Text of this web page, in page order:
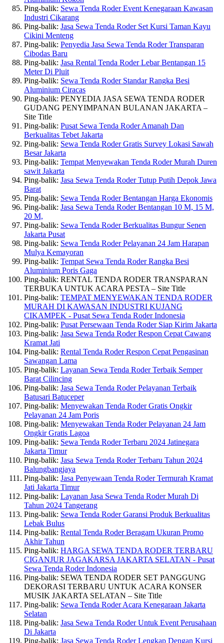
Ping-balik: Sewa Tenda Roder Event Kenegaraan Kawasan
Industri Cikarang
Ping-balik: Jasa Sewa Tenda Roder Set Kursi Taman Kayu
Cikini Menteng
Ping-balik: Penyedia Jasa Sewa Tenda Roder Transparan
Cibodas Baru
Ping-balik: Jasa Rental Tenda Roder Lebar Bentangan 15
Meter Di Pluit
Ping-balik: Sewa Tenda Roder Standar Rangka Besi
Aluminium Ciracas
Ping-balik: PENYEDIA JASA SEWA TENDA RODER
GUDANG PENYIMPANAN BULANAN JAKARTA –
Site Title
Ping-balik: Pusat Sewa Tenda Roder Amanah Dan
Berkualitas Tebet Jakarta
Ping-balik: Sewa Tenda Roder Gratis Survey Lokasi Sawah
Besar Jakarta
Ping-balik: Tempat Menyewakan Tenda Roder Murah Duren
sawit Jakarta
Ping-balik: Jasa Sewa Tenda Roder Tutup Putih Depok Jawa
Barat
Ping-balik: Sewa Tenda Roder Bentangan Harga Ekonomis
Ping-balik: Jasa Sewa Tenda Roder Bentangan 10 M, 15 M,
20 M,
Ping-balik: Sewa Tenda Roder Berkualitas Bungur Senen
Jakarta Pusat
Ping-balik: Sewa Tenda Roder Pelayanan 24 Jam Harapan
Mulya Kemayoran
Ping-balik: Tempat Sewa Tenda Roder Rangka Besi
Aluminium Poris Gaga
Ping-balik: RENTAL TENDA RODER TRANSPARAN
TERBUKA UNTUK ACARA PESTA – Site Title
Ping-balik: TEMPAT MENYEWAKAN TENDA RODER
MURAH DI KAWASAN INDUSTRI KUJANG
CIKAMPEK - Pusat Sewa Tenda Roder Indonesia
Ping-balik: Pusat Persewaan Tenda Roder Siap Kirim Jakarta
Ping-balik: Jasa Sewa Tenda Roder Respon Cepat Cawang
Kramat Jati
Ping-balik: Rental Tenda Roder Respon Cepat Pengasinan
Sawangan Lama
Ping-balik: Layanan Sewa Tenda Roder Terbaik Semper
Barat Cilincing
Ping-balik: Jasa Sewa Tenda Roder Pelayanan Terbaik
Batusari Batuceper
Ping-balik: Menyewakan Tenda Roder Gratis Ongkir
Pelayanan 24 Jam Poris
Ping-balik: Menyewakan Tenda Roder Pelayanan 24 Jam
Ongkir Gratis Lagoa
Ping-balik: Sewa Tenda Roder Terbaru 2024 Jatinegara
Jakarta Timur
Ping-balik: Jasa Sewa Tenda Roder Terbaru Tahun 2024
Balungbangjaya
Ping-balik: Jasa Penyewaan Tenda Roder Termurah Kramat
Jati Jakarta Timur
Ping-balik: Layanan Jasa Sewa Tenda Roder Murah Di
Tahun 2024 Tangerang
Ping-balik: Sewa Tenda Roder Garansi Produk Berkualitas
Lebak Bulus
Ping-balik: Rental Tenda Roder Beragam Ukuran Promo
Akhir Tahun
Ping-balik: HARGA SEWA TENDA RODER TERBARU
CIGANJUR JAGAKARSA JAKARTA SELATAN - Pusat
Sewa Tenda Roder Indonesia
Ping-balik: SEWA TENDA RODER SET PANGGUNG
DEKORASI TERBARU UNTUK ACARA KONSER
MUSIK JAKARTA SELATAN – Site Title
Ping-balik: Sewa Tenda Roder Acara Kenegaraan Jakarta
Selatan
Ping-balik: Jasa Sewa Tenda Roder Untuk Event Perusahaan
Di Jakarta
Ping-balik: Jasa Sewa Tenda Roder Lengkap Dengan Kursi